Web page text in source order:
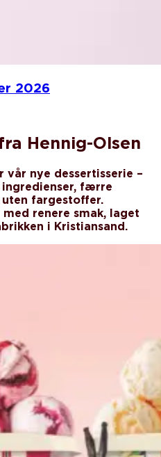
2026
Hennig-Olsen
vår nye dessertisserie –
færre
fargestoffer.
renere smak, laget
i Kristiansand.